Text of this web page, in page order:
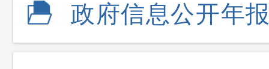
政府信息公开年